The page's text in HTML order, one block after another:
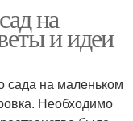
идеи
для мебели
на
и идеи
сада на маленьком
Необходимо